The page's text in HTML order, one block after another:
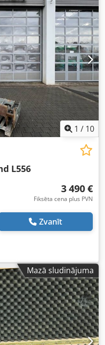
1 / 10
L556
3 490 €
Fiksēta cena plus PVN
Zvanīt
Mazā sludinājuma